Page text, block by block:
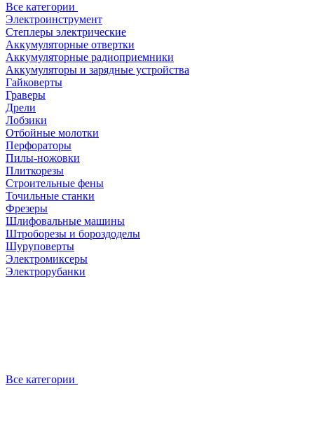
Все категории
Электроинструмент
Степлеры электрические
Аккумуляторные отвертки
Аккумуляторные радиоприемники
Аккумуляторы и зарядные устройства
Гайковерты
Граверы
Дрели
Лобзики
Отбойные молотки
Перфораторы
Пилы-ножовки
Плиткорезы
Строительные фены
Точильные станки
Фрезеры
Шлифовальные машины
Штроборезы и бороздоделы
Шуруповерты
Электромиксеры
Электрорубанки
Все категории